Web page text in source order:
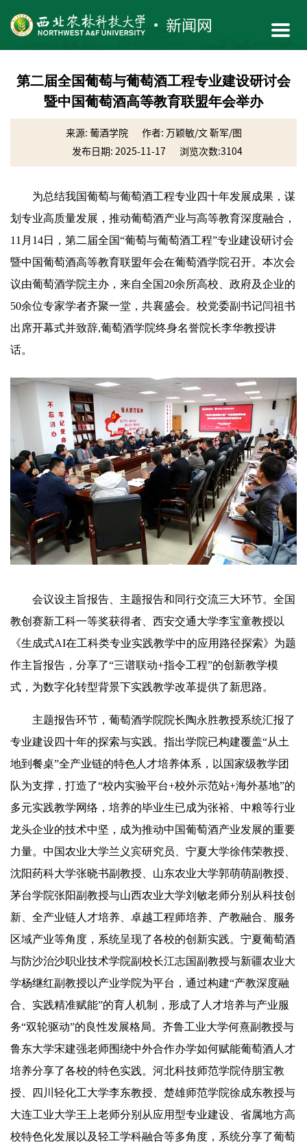
第二届全国葡萄与葡萄酒工程专业建设研讨会
暨中国葡萄酒高等教育联盟年会举办
来源: 葡酒学院
作者: 万颖敏/文 靳军/图
发布日期: 2025-11-17
浏览次数:3104
为总结我国葡萄与葡萄酒工程专业四十年发展成果，谋
划专业高质量发展，推动葡萄酒产业与高等教育深度融合，
11月14日，第二届全国“葡萄与葡萄酒工程”专业建设研讨会
暨中国葡萄酒高等教育联盟年会在葡萄酒学院召开。本次会
议由葡萄酒学院主办，来自全国20余所高校、政府及企业的
50余位专家学者齐聚一堂，共襄盛会。校党委副书记闫祖书
出席开幕式并致辞,葡萄酒学院终身名誉院长李华教授讲
话。
会议设主旨报告、主题报告和同行交流三大环节。全国
教创赛新工科一等奖获得者、西安交通大学李宝童教授以
《生成式AI在工科类专业实践教学中的应用路径探索》为题
作主旨报告，分享了“三谱联动+指令工程”的创新教学模
式，为数字化转型背景下实践教学改革提供了新思路。
主题报告环节，葡萄酒学院院长陶永胜教授系统汇报了
专业建设四十年的探索与实践。指出学院已构建覆盖“从土
地到餐桌”全产业链的特色人才培养体系，以国家级教学团
队为支撑，打造了“校内实验平台+校外示范站+海外基地”的
多元实践教学网络，培养的毕业生已成为张裕、中粮等行业
龙头企业的技术中坚，成为推动中国葡萄酒产业发展的重要
力量。中国农业大学兰义宾研究员、宁夏大学徐伟荣教授、
沈阳药科大学张晓书副教授、山东农业大学郭萌萌副教授、
茅台学院张阳副教授与山西农业大学刘敏老师分别从科技创
新、全产业链人才培养、卓越工程师培养、产教融合、服务
区域产业等角度，系统呈现了各校的创新实践。宁夏葡萄酒
与防沙治沙职业技术学院副校长江志国副教授与新疆农业大
学杨继红副教授以产业学院为平台，通过构建“产教深度融
合、实践精准赋能”的育人机制，形成了人才培养与产业服
务“双轮驱动”的良性发展格局。齐鲁工业大学何熹副教授与
鲁东大学宋建强老师围绕中外合作办学如何赋能葡萄酒人才
培养分享了各校的特色实践。河北科技师范学院侍朋宝教
授、四川轻化工大学李东教授、楚雄师范学院徐成东教授与
大连工业大学王上老师分别从应用型专业建设、省属地方高
校特色化发展以及轻工学科融合等多角度，系统分享了葡萄